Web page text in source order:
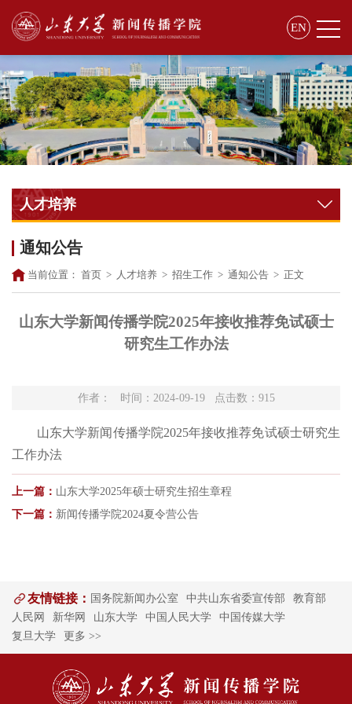
EN
人才培养
通知公告
当前位置： 首页 > 人才培养 > 招生工作 > 通知公告 > 正文
山东大学新闻传播学院2025年接收推荐免试硕士
研究生工作办法
作者： 时间：2024-09-19 点击数： 915
山东大学新闻传播学院2025年接收推荐免试硕士研究生
工作办法
上一篇： 山东大学2025年硕士研究生招生章程
下一篇： 新闻传播学院2024夏令营公告
友情链接： 国务院新闻办公室 中共山东省委宣传部
教育部
人民网
新华网 山东大学 中国人民大学
中国传媒大学
复旦大学
更多 >>